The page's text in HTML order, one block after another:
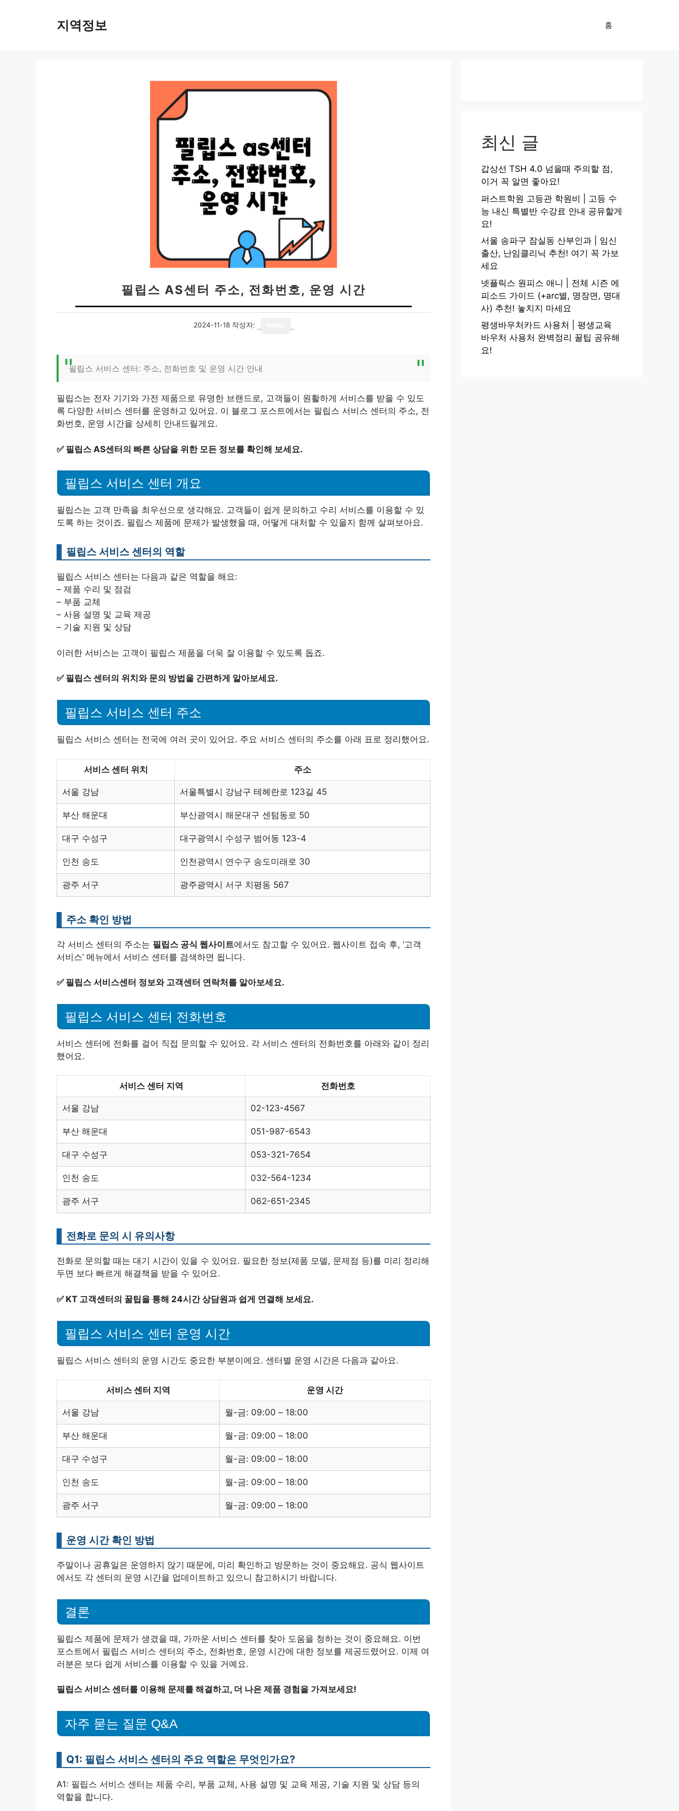
지역정보 홈
필립스 AS센터 주소, 전화번호, 운영 시간
2024-11-18 작성자:
필립스 서비스 센터: 주소, 전화번호 및 운영 시간 안내
필립스는 전자 기기와 가전 제품으로 유명한 브랜드로, 고객들이 원활하게 서비스를 받을 수 있도
록 다양한 서비스 센터를 운영하고 있어요. 이 블로그 포스트에서는 필립스 서비스 센터의 주소, 전
화번호, 운영 시간을 상세히 안내드릴게요.
✅ 필립스 AS센터의 빠른 상담을 위한 모든 정보를 확인해 보세요.
필립스 서비스 센터 개요
필립스는 고객 만족을 최우선으로 생각해요. 고객들이 쉽게 문의하고 수리 서비스를 이용할 수 있
도록 하는 것이죠. 필립스 제품에 문제가 발생했을 때, 어떻게 대처할 수 있을지 함께 살펴보아요.
필립스 서비스 센터의 역할
필립스 서비스 센터는 다음과 같은 역할을 해요:
– 제품 수리 및 점검
– 부품 교체
– 사용 설명 및 교육 제공
– 기술 지원 및 상담
이러한 서비스는 고객이 필립스 제품을 더욱 잘 이용할 수 있도록 돕죠.
✅ 필립스 센터의 위치와 문의 방법을 간편하게 알아보세요.
필립스 서비스 센터 주소
필립스 서비스 센터는 전국에 여러 곳이 있어요. 주요 서비스 센터의 주소를 아래 표로 정리했어요.
서비스 센터 위치 주소
서울 강남 서울특별시 강남구 테헤란로 123길 45
부산 해운대 부산광역시 해운대구 센텀동로 50
대구 수성구 대구광역시 수성구 범어동 123-4
인천 송도 인천광역시 연수구 송도미래로 30
광주 서구 광주광역시 서구 치평동 567
주소 확인 방법
각 서비스 센터의 주소는 필립스 공식 웹사이트에서도 참고할 수 있어요. 웹사이트 접속 후, ‘고객
서비스’ 메뉴에서 서비스 센터를 검색하면 됩니다.
✅ 필립스 서비스센터 정보와 고객센터 연락처를 알아보세요.
필립스 서비스 센터 전화번호
서비스 센터에 전화를 걸어 직접 문의할 수 있어요. 각 서비스 센터의 전화번호를 아래와 같이 정리
했어요.
서비스 센터 지역 전화번호
서울 강남 02-123-4567
부산 해운대 051-987-6543
대구 수성구 053-321-7654
인천 송도 032-564-1234
광주 서구 062-651-2345
전화로 문의 시 유의사항
전화로 문의할 때는 대기 시간이 있을 수 있어요. 필요한 정보(제품 모델, 문제점 등)를 미리 정리해
두면 보다 빠르게 해결책을 받을 수 있어요.
✅ KT 고객센터의 꿀팁을 통해 24시간 상담원과 쉽게 연결해 보세요.
필립스 서비스 센터 운영 시간
필립스 서비스 센터의 운영 시간도 중요한 부분이에요. 센터별 운영 시간은 다음과 같아요.
서비스 센터 지역 운영 시간
서울 강남 월-금: 09:00 – 18:00
부산 해운대 월-금: 09:00 – 18:00
대구 수성구 월-금: 09:00 – 18:00
인천 송도 월-금: 09:00 – 18:00
광주 서구 월-금: 09:00 – 18:00
운영 시간 확인 방법
주말이나 공휴일은 운영하지 않기 때문에, 미리 확인하고 방문하는 것이 중요해요. 공식 웹사이트
에서도 각 센터의 운영 시간을 업데이트하고 있으니 참고하시기 바랍니다.
결론
필립스 제품에 문제가 생겼을 때, 가까운 서비스 센터를 찾아 도움을 청하는 것이 중요해요. 이번
포스트에서 필립스 서비스 센터의 주소, 전화번호, 운영 시간에 대한 정보를 제공드렸어요. 이제 여
러분은 보다 쉽게 서비스를 이용할 수 있을 거예요.
필립스 서비스 센터를 이용해 문제를 해결하고, 더 나은 제품 경험을 가져보세요!
자주 묻는 질문 Q&A
Q1: 필립스 서비스 센터의 주요 역할은 무엇인가요?
A1: 필립스 서비스 센터는 제품 수리, 부품 교체, 사용 설명 및 교육 제공, 기술 지원 및 상담 등의
역할을 합니다.
최신 글
갑상선 TSH 4.0 넘을때 주의할 점,
이거 꼭 알면 좋아요!
퍼스트학원 고등관 학원비 | 고등 수
능 내신 특별반 수강료 안내 공유할게
요!
서울 송파구 잠실동 산부인과 | 임신
출산, 난임클리닉 추천! 여기 꼭 가보
세요
넷플릭스 원피스 애니 | 전체 시즌 에
피소드 가이드 (+arc별, 명장면, 명대
사) 추천! 놓치지 마세요
평생바우처카드 사용처 | 평생교육
바우처 사용처 완벽정리 꿀팁 공유해
요!